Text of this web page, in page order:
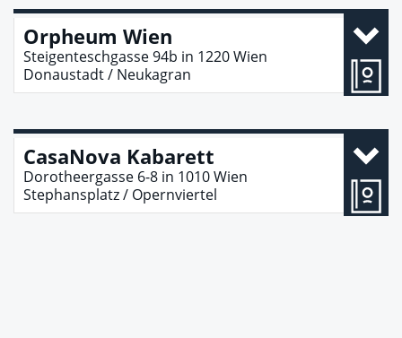
Orpheum Wien
Steigenteschgasse 94b in 1220Wien
Donaustadt / Neukagran
CasaNova Kabarett
Dorotheergasse 6-8 in 1010Wien
Stephansplatz / Opernviertel